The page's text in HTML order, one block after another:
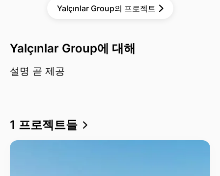
Yalçınlar Group의 프로젝트
Yalçınlar Group에 대해
설명 곧 제공
1 프로젝트들